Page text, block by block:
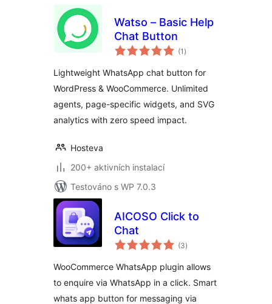
Watso – Basic Help
Chat Button
(1 celkové
hodnocení
)
Lightweight WhatsApp chat button for
WordPress & WooCommerce. Unlimited
agents, page-specific widgets, and SVG
analytics with zero speed impact.
Hosteva
200+ aktivních instalací
Testováno s WP 7.0.3
AICOSO Click to
Chat
(3celkové
hodnocení
)
WooCommerce WhatsApp plugin allows
to enquire via WhatsApp in a click. Smart
whats app button for messaging via